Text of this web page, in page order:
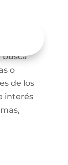
busca
o
de los
interés